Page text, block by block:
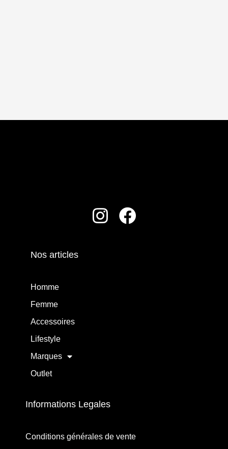
Nos articles
Homme
Femme
Accessoires
Lifestyle
Marques
Outlet
Informations Legales
Conditions générales de vente